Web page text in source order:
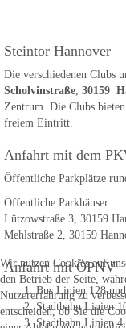
Steintor Hannover
Die verschiedenen Clubs
Scholvinstraße, 30159
Zentrum. Die Clubs
freiem Eintritt.
Anfahrt mit dem
Öffentliche Parkplätze
Öffentliche Parkhäuser:
Lützowstraße 3, 30159
Mehlstraße 2, 30159
Anfahrt mit ÖPNV
Bus Linien 128
Stadtbahn Linien
Stadtbahn Linien
Wir nutzen Cookies auf
den Betrieb der Seite,
Nutzererfahrung zu
entscheiden, ob Sie die